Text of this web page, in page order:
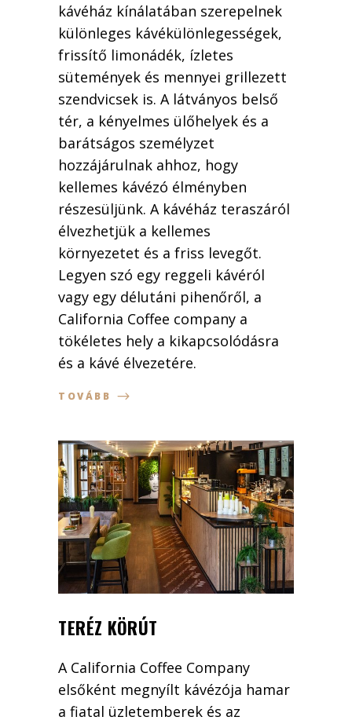
kávéház kínálatában szerepelnek
különleges kávékülönlegességek,
frissítő limonádék, ízletes
sütemények és mennyei grillezett
szendvicsek is. A látványos belső
tér, a kényelmes ülőhelyek és a
barátságos személyzet
hozzájárulnak ahhoz, hogy
kellemes kávézó élményben
részesüljünk. A kávéház teraszáról
élvezhetjük a kellemes
környezetet és a friss levegőt.
Legyen szó egy reggeli kávéról
vagy egy délutáni pihenőről, a
California Coffee company a
tökéletes hely a kikapcsolódásra
és a kávé élvezetére.
TOVÁBB
TERÉZ KÖRÚT
A California Coffee Company
elsőként megnyílt kávézója hamar
a fiatal üzletemberek és az